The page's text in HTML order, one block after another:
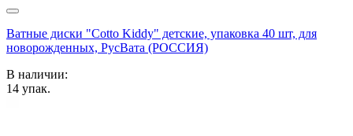
Ватные диски "Cotto Kiddy" детские, упаковка 40 шт, для
новорожденных, РусВата (РОССИЯ)
В наличии:
14 упак.